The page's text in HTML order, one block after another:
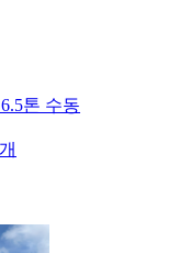
톤 수동